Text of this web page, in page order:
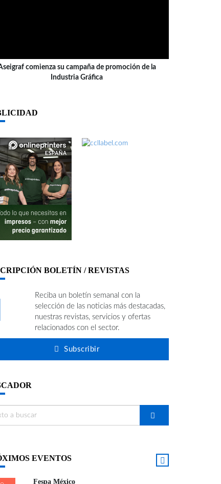
comienza su campaña de promoción de la
Industria Gráfica
BOLETÍN / REVISTAS
Reciba un boletín semanal con la
selección de las noticias más destacadas,
nuestras revistas, servicios y ofertas
relacionados con el sector.
Subscribir
EVENTOS
Fespa México